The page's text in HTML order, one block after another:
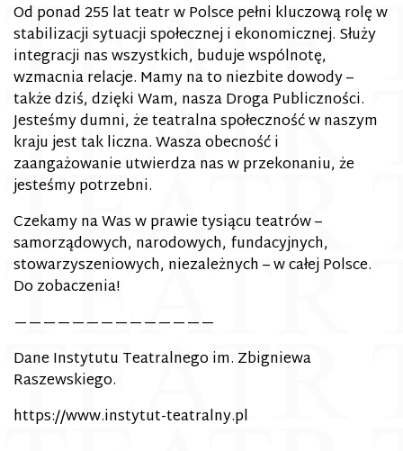
Od ponad 255 lat teatr w Polsce pełni kluczową rolę w
stabilizacji sytuacji społecznej i ekonomicznej. Służy
integracji nas wszystkich, buduje wspólnotę,
wzmacnia relacje. Mamy na to niezbite dowody –
także dziś, dzięki Wam, nasza Droga Publiczności.
Jesteśmy dumni, że teatralna społeczność w naszym
kraju jest tak liczna. Wasza obecność i
zaangażowanie utwierdza nas w przekonaniu, że
jesteśmy potrzebni.
Czekamy na Was w prawie tysiącu teatrów –
samorządowych, narodowych, fundacyjnych,
stowarzyszeniowych, niezależnych – w całej Polsce.
Do zobaczenia!
——————————————
Dane Instytutu Teatralnego im. Zbigniewa
Raszewskiego.
https://www.instytut-teatralny.pl